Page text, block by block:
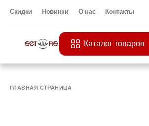
Скидки Новинки О нас Контакты
Каталог товаров
ГЛАВНАЯ СТРАНИЦА